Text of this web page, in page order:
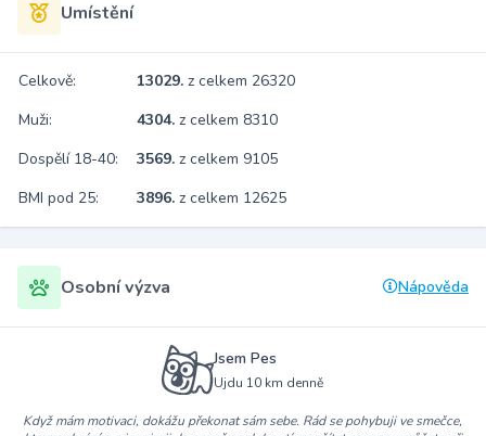
Umístění
Celkově: 13029. z celkem 26320
Muži:
4304. z celkem 8310
Dospělí 18-40:
3569. z celkem 9105
BMI pod 25:
3896. z celkem 12625
Osobní výzva Nápověda
Jsem Pes
Ujdu 10 km denně
Když mám motivaci, dokážu překonat sám sebe. Rád se pohybuji ve smečce,